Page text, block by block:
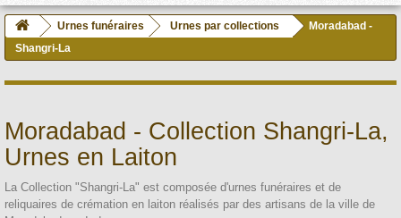
Urnes funéraires Urnes par collections
Moradabad -
Shangri-La
Moradabad - Collection Shangri-La,
Urnes en Laiton
La Collection "Shangri-La" est composée d'urnes funéraires et de
reliquaires de crémation en laiton réalisés par des artisans de la ville de